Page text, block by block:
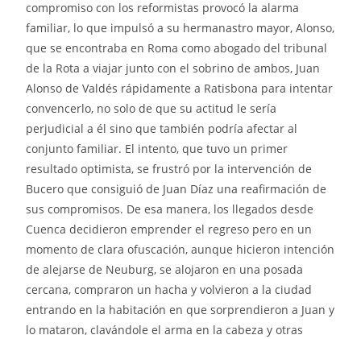
compromiso con los reformistas provocó la alarma
familiar, lo que impulsó a su hermanastro mayor, Alonso,
que se encontraba en Roma como abogado del tribunal
de la Rota a viajar junto con el sobrino de ambos, Juan
Alonso de Valdés rápidamente a Ratisbona para intentar
convencerlo, no solo de que su actitud le sería
perjudicial a él sino que también podría afectar al
conjunto familiar. El intento, que tuvo un primer
resultado optimista, se frustró por la intervención de
Bucero que consiguió de Juan Díaz una reafirmación de
sus compromisos. De esa manera, los llegados desde
Cuenca decidieron emprender el regreso pero en un
momento de clara ofuscación, aunque hicieron intención
de alejarse de Neuburg, se alojaron en una posada
cercana, compraron un hacha y volvieron a la ciudad
entrando en la habitación en que sorprendieron a Juan y
lo mataron, clavándole el arma en la cabeza y otras